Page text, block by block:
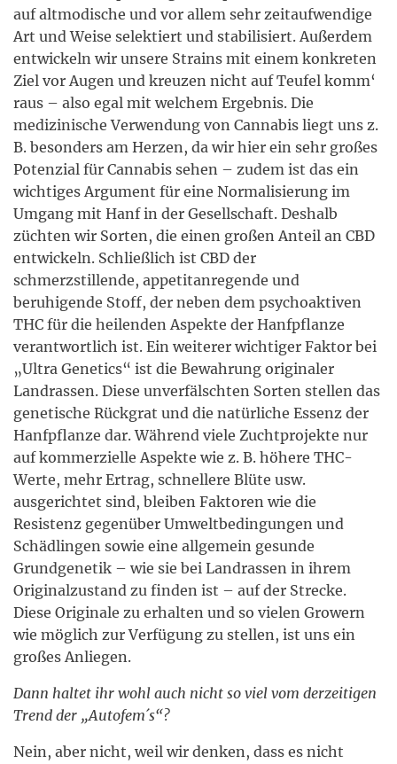
auf altmodische und vor allem sehr zeitaufwendige
Art und Weise selektiert und stabilisiert. Außerdem
entwickeln wir unsere Strains mit einem konkreten
Ziel vor Augen und kreuzen nicht auf Teufel komm‘
raus – also egal mit welchem Ergebnis. Die
medizinische Verwendung von Cannabis liegt uns z.
B. besonders am Herzen, da wir hier ein sehr großes
Potenzial für Cannabis sehen – zudem ist das ein
wichtiges Argument für eine Normalisierung im
Umgang mit Hanf in der Gesellschaft. Deshalb
züchten wir Sorten, die einen großen Anteil an CBD
entwickeln. Schließlich ist CBD der
schmerzstillende, appetitanregende und
beruhigende Stoff, der neben dem psychoaktiven
THC für die heilenden Aspekte der Hanfpflanze
verantwortlich ist. Ein weiterer wichtiger Faktor bei
„Ultra Genetics“ ist die Bewahrung originaler
Landrassen. Diese unverfälschten Sorten stellen das
genetische Rückgrat und die natürliche Essenz der
Hanfpflanze dar. Während viele Zuchtprojekte nur
auf kommerzielle Aspekte wie z. B. höhere THC-
Werte, mehr Ertrag, schnellere Blüte usw.
ausgerichtet sind, bleiben Faktoren wie die
Resistenz gegenüber Umweltbedingungen und
Schädlingen sowie eine allgemein gesunde
Grundgenetik – wie sie bei Landrassen in ihrem
Originalzustand zu finden ist – auf der Strecke.
Diese Originale zu erhalten und so vielen Growern
wie möglich zur Verfügung zu stellen, ist uns ein
großes Anliegen.
Dann haltet ihr wohl auch nicht so viel vom derzeitigen
Trend der „Autofem´s“?
Nein, aber nicht, weil wir denken, dass es nicht